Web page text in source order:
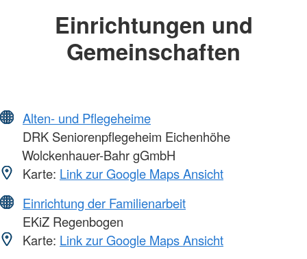
Einrichtungen und
Gemeinschaften
Alten- und Pflegeheime
DRK Seniorenpflegeheim Eichenhöhe
Wolckenhauer-Bahr gGmbH
Karte: Link zur Google Maps Ansicht
Einrichtung der Familienarbeit
EKiZ Regenbogen
Karte: Link zur Google Maps Ansicht